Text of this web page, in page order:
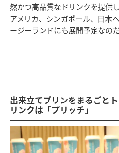
然かつ高品質なドリンクを提供
アメリカ、シンガポール、日本
ージーランドにも展開予定なの
出来立てプリンをまるごと
リンクは「プリッチ」